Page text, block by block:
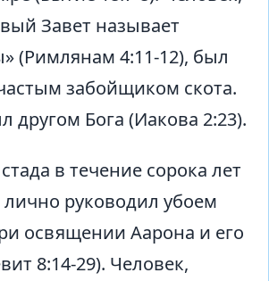
Завет называет
(Римлянам 4:11-12), был
забойщиком скота.
другом Бога (Иакова 2:23).
в течение сорока лет
лично руководил убоем
освящении Аарона и его
8:14-29). Человек,